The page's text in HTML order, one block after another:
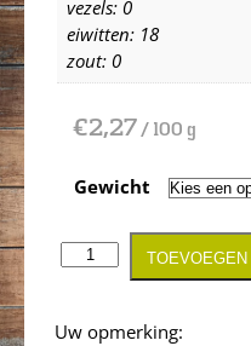
vezels: 0
eiwitten: 18
zout: 0
€2,27/ 100 g
Gewicht
Opmerking